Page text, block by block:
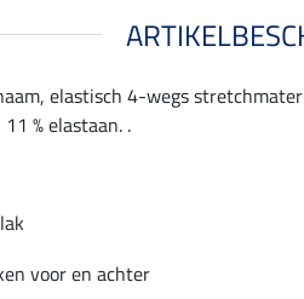
elastisch 4-wegs
% elastaan. .
voor en achter